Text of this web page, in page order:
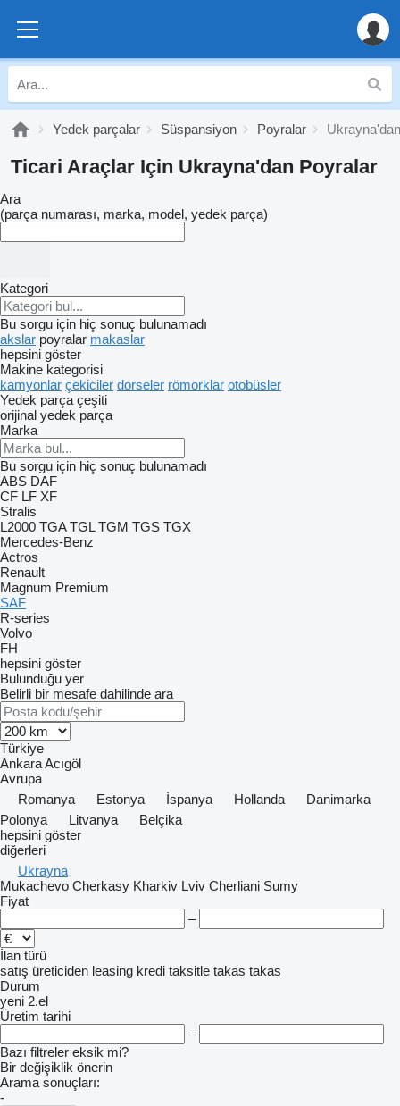
Yedek parçalar Süspansiyon Poyralar
Ticari Araçlar Için Ukrayna'dan Poyralar
Ara
(parça numarası, marka, model, yedek parça)
Kategori
Bu sorgu için hiç sonuç bulunamadı
akslar poyralar makaslar
hepsini göster
Makine kategorisi
kamyonlar çekiciler dorseler römorklar otobüsler
Yedek parça çeşiti
orijinal yedek parça
Marka
Bu sorgu için hiç sonuç bulunamadı
ABS DAF
CF LF XF
Stralis
L2000 TGA TGL TGM TGS TGX
Mercedes-Benz
Actros
Renault
Magnum Premium
SAF
R-series
Volvo
FH
hepsini göster
Bulunduğu yer
Belirli bir mesafe dahilinde ara
Türkiye
AnkaraAcıgöl
Avrupa
Romanya
Estonya İspanya Hollanda
Danimarka
Polonya
Litvanya
Belçika
hepsini göster
diğerleri
Ukrayna
Mukachevo Cherkasy Kharkiv Lviv Cherliani Sumy
Fiyat
–
İlan türü
satış üreticiden leasing kredi taksitle takas takas
Durum
yeni 2.el
Üretim tarihi
–
Bazı filtreler eksik mi?
Bir değişiklik önerin
Arama sonuçları:
-